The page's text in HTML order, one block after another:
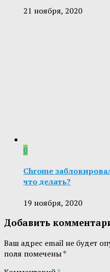
21 ноября, 2020
0
Chrome
что делать?
19 ноября, 2020
Добавить
Ваш адрес email не будет
поля помечены*